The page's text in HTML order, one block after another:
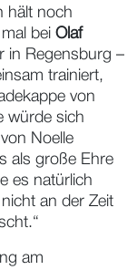
hält noch
bei Olaf
in Regensburg –
trainiert,
von
würde sich
Noelle
als große Ehre
es natürlich
an der Zeit
am